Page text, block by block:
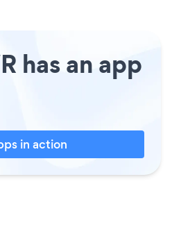
has an app
in action